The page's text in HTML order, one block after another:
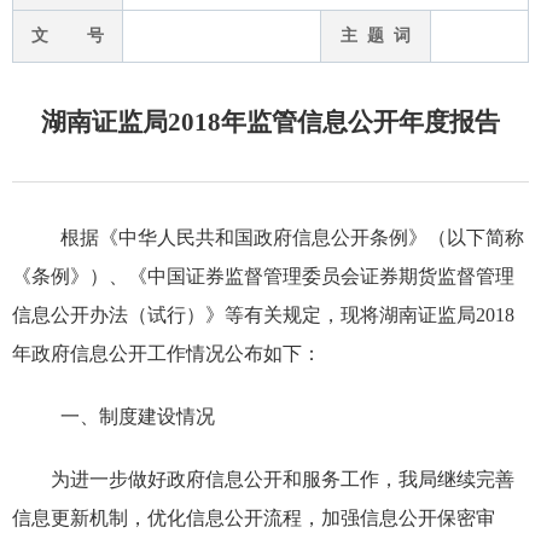
文 号 主 题 词
湖南证监局2018年监管信息公开年度报告
根据《中华人民共和国政府信息公开条例》（以下简称
《条例》）、《中国证券监督管理委员会证券期货监督管理
信息公开办法（试行）》等有关规定，现将湖南证监局2018
年政府信息公开工作情况公布如下：
一、制度建设情况
为进一步做好政府信息公开和服务工作，我局继续完善
信息更新机制，优化信息公开流程，加强信息公开保密审